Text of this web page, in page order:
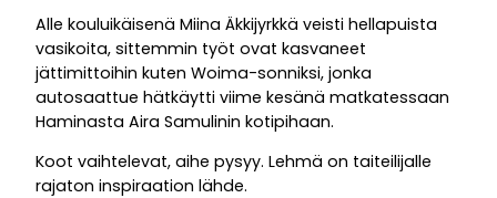
Alle kouluikäisenä Miina Äkkijyrkkä veisti hellapuista
vasikoita, sittemmin työt ovat kasvaneet
jättimittoihin kuten Woima-sonniksi, jonka
autosaattue hätkäytti viime kesänä matkatessaan
Haminasta Aira Samulinin kotipihaan.
Koot vaihtelevat, aihe pysyy. Lehmä on taiteilijalle
rajaton inspiraation lähde.